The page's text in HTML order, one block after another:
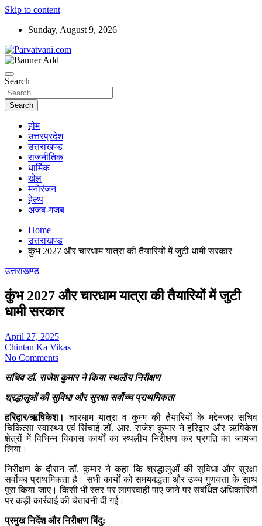
Skip to content
Sunday, August 9, 2026
Parvatvani.com
Search
Search
होम
उत्तरप्रदेश
उत्तराखण्ड
राजनीतिक
धार्मिक
खेल
मनोरंजन
हेल्थ
अजब-गजब
Home
उत्तराखण्ड
कुंभ 2027 और चारधाम यात्रा की तैयारियों में जुटी धामी सरकार
उत्तराखण्ड
कुंभ 2027 और चारधाम यात्रा की तैयारियों में जुटी
धामी सरकार
April 27, 2025
Chintan Ka Vikas
No Comments
सचिव डॉ. राजेश कुमार ने किया स्थलीय निरीक्षण
श्रद्धालुओं की सुविधा और सुरक्षा सर्वोच्च प्राथमिकता
हरिद्वार/ऋषिकेश। चारधाम यात्रा व कुम्भ की तैयारियों के मद्देनजर सचिव
चिकित्सा स्वास्थ्य एवं सिंचाई डॉ. आर. राजेश कुमार ने हरिद्वार और ऋषिकेश
क्षेत्रों में विभिन्न विकास कार्यों का स्थलीय निरीक्षण कर प्रगति का जायजा
लिया।
निरीक्षण के दौरान डॉ. कुमार ने कहा कि श्रद्धालुओं की सुविधा और सुरक्षा
सर्वोच्च प्राथमिकता है। सभी कार्यों को समयबद्धता और उच्च गुणवत्ता के साथ
पूरा किया जाए। किसी भी स्तर पर लापरवाही पाए जाने पर संबंधित अधिकारियों
पर कड़ी कार्रवाई की चेतावनी दी गई।
प्रमुख निर्देश और निरीक्षण बिंदु: